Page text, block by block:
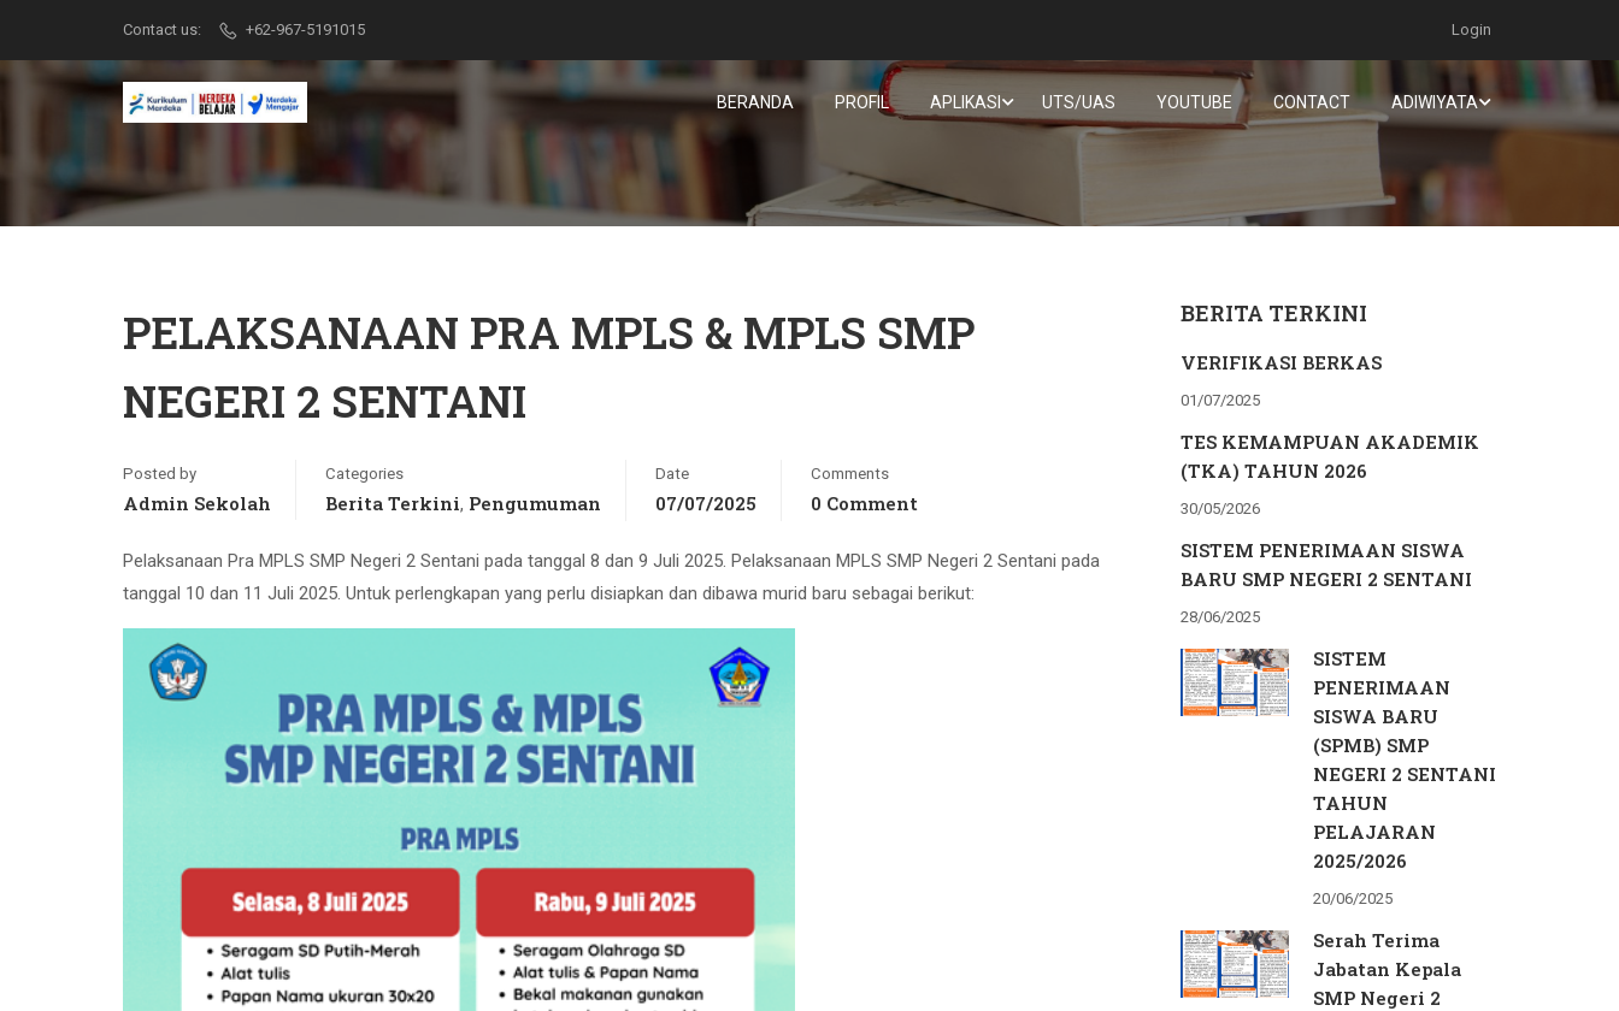
Contact us: +62-967-5191015 Login
BERANDA PROFIL APLIKASI UTS/UAS YOUTUBE CONTACT ADIWIYATA
PELAKSANAAN PRA MPLS & MPLS SMP
NEGERI 2 SENTANI
Posted by
Admin Sekolah
Categories
Berita Terkini, Pengumuman
Date
07/07/2025
Comments
0 Comment
Pelaksanaan Pra MPLS SMP Negeri 2 Sentani pada tanggal 8 dan 9 Juli 2025. Pelaksanaan MPLS SMP Negeri 2 Sentani pada
tanggal 10 dan 11 Juli 2025. Untuk perlengkapan yang perlu disiapkan dan dibawa murid baru sebagai berikut:
BERITA TERKINI
VERIFIKASI BERKAS
01/07/2025
TES KEMAMPUAN AKADEMIK
(TKA) TAHUN 2026
30/05/2026
SISTEM PENERIMAAN SISWA
BARU SMP NEGERI 2 SENTANI
28/06/2025
SISTEM
PENERIMAAN
SISWA BARU
(SPMB) SMP
NEGERI 2 SENTANI
TAHUN
PELAJARAN
2025/2026
20/06/2025
Serah Terima
Jabatan Kepala
SMP Negeri 2